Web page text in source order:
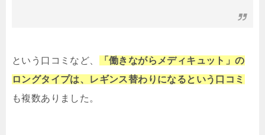
という口コミなど、
「働きながらメディキュット」の
ロングタイプは、レギンス替わりになるという口コミ
も複数ありました。